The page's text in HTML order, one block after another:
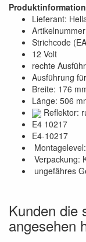
Produktinformation
Lieferant:
Strichcode
12 Volt
rechte
Ausführung
Breite: 176
Länge: 506
Reflektor:
E4 10217
E4-10217
Verpackung:
ungefähres
Kunden die
angesehen